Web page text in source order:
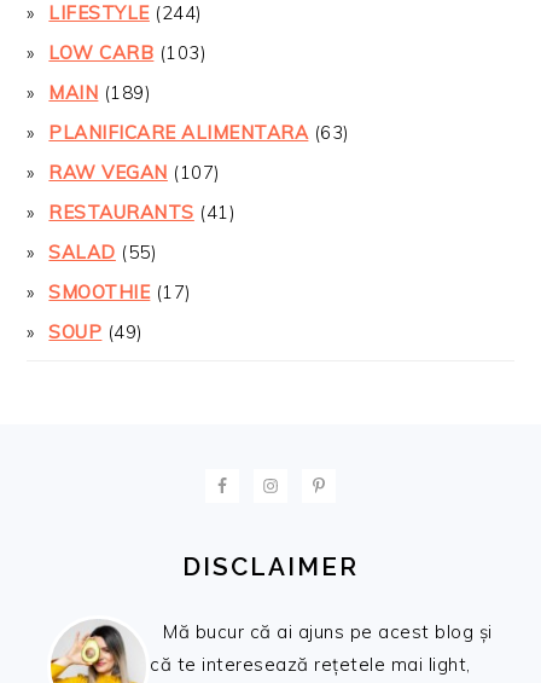
LIFESTYLE(244)
LOW CARB (103)
MAIN (189)
PLANIFICARE ALIMENTARA(63)
RAW VEGAN (107)
RESTAURANTS (41)
SALAD (55)
SMOOTHIE(17)
SOUP (49)
DISCLAIMER
Mă bucur că ai ajuns pe acest blog și
că te interesează rețetele mai light,